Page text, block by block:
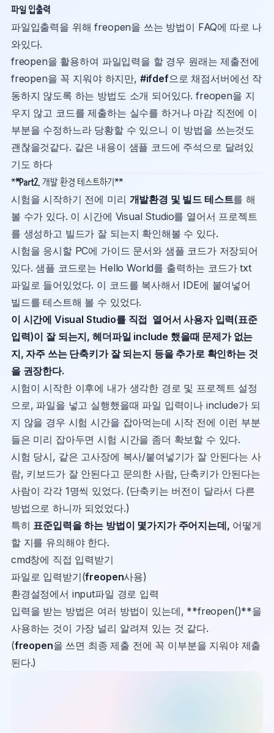
파일 입출력
파일입출력을 위해 freopen을 쓰는 방법이 FAQ에 따로 나
와있다.
freopen을 활용하여 파일입력을 할 경우 원래는 제출전에
freopen을 꼭 지워야 하지만, #ifdef으로 채점서버에선 작
동하지 않도록 하는 방법도 소개 되어있다. freopen을 지
우지 않고 코드를 제출하는 실수를 하거나 마감 직전에 이
부분을 수정하느라 당황할 수 있으니 이 방법을 쓰는것도
괜찮을것같다. 같은 내용이 샘플 코드에 주석으로 달려있
기도 하다
**Part2. 개발 환경 테스트하기**
시험을 시작하기 전에 미리 개발환경 및 빌드 테스트를 해
볼 수가 있다. 이 시간에 Visual Studio를 열어서 프로젝트
를 생성하고 빌드가 잘 되는지 확인해볼 수 있다.
시험을 응시할 PC에 가이드 문서와 샘플 코드가 저장되어
있다. 샘플 코드로는 Hello World를 출력하는 코드가 txt
파일로 들어있었다. 이 코드를 복사해서 IDE에 붙여넣어
빌드를 테스트해 볼 수 있었다.
이 시간에 Visual Studio를 직접 열어서 사용자 입력(표준
입력)이 잘 되는지, 헤더파일 include 했을때 문제가 없는
지, 자주 쓰는 단축키가 잘 되는지 등을 추가로 확인하는 것
을 권장한다.
시험이 시작한 이후에 내가 생각한 경로 및 프로젝트 설정
으로, 파일을 넣고 실행했을때 파일 입력이나 include가 되
지 않을 경우 시험 시간을 잡아먹는데 시작 전에 이런 부분
들은 미리 잡아두면 시험 시간을 좀더 확보할 수 있다.
시험 당시, 같은 고사장에 복사/붙여넣기가 잘 안된다는 사
람, 키보드가 잘 안된다고 문의한 사람, 단축키가 안된다는
사람이 각각 1명씩 있었다. (단축키는 버전이 달라서 다른
방법으로 하니까 되었었다.)
특히 표준입력을 하는 방법이 몇가지가 주어지는데, 어떻게
할 지를 유의해야 한다.
cmd창에 직접 입력받기
파일로 입력받기(freopen사용)
환경설정에서 input파일 경로 입력
입력을 받는 방법은 여러 방법이 있는데, **freopen()**을
사용하는 것이 가장 널리 알려져 있는 것 같다.
(freopen을 쓰면 최종 제출 전에 꼭 이부분을 지워야 제출
된다.)